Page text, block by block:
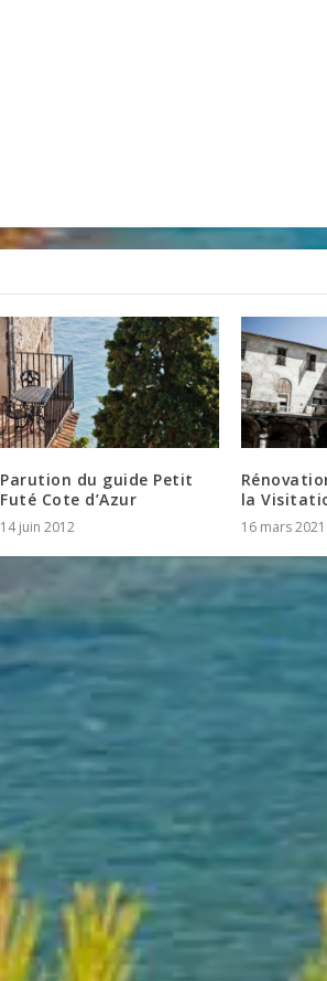
Parution du guide Petit
Futé Cote d’Azur
14 juin 2012
la
16 mars 2021